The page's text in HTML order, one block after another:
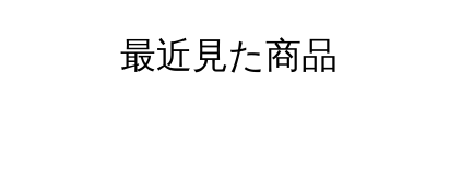
最近見た商品